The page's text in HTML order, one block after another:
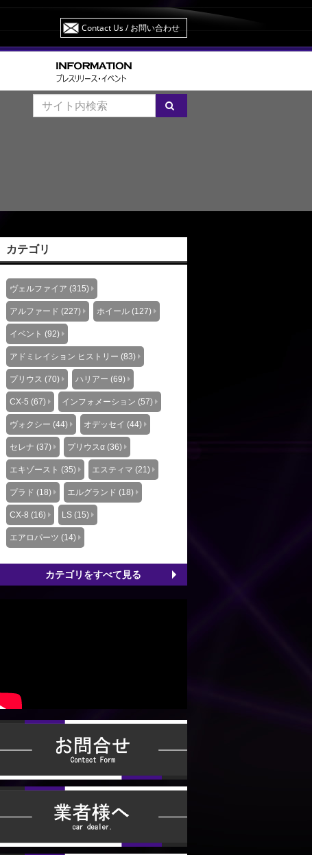
Contact Us/ お問い合わせ
カテゴリ
ヴェルファイア (315)
アルファード (227) ホイール (127)
イベント (92)
アドミレイション ヒストリー (83)
プリウス (70) ハリアー (69)
CX-5 (67) インフォメーション (57)
ヴォクシー (44) オデッセイ (44)
セレナ (37) プリウスα (36)
エキゾースト (35) エスティマ (21)
プラド (18) エルグランド (18)
CX-8 (16) LS (15)
エアロパーツ (14)
カテゴリをすべて見る